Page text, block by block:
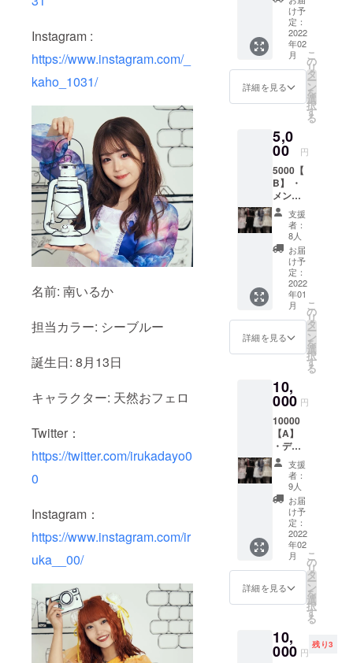
Instagram :
https://www.instagram.com/_
kaho_1031/
名前: 南いるか
担当カラー: シーブルー
誕生日: 8月13日
キャラクター: 天然おフェロ
Twitter：
https://twitter.com/irukadayo0
0
Instagram：
https://www.instagram.com/ir
uka__00/
2ショッ
トorソ
ロ&60
秒間お
話し付
き)
・特典
券１枚
※限定オ
ショッ
ト生写
真5種は
ランダ
おりま
す。（1
人、複
数、集
合な
ど）
（被り
なし）
オフ
ショッ
ト生写
真は郵
送にて
お送り
致しま
す。 特
典券に
チャン
ス出演
にてお
使い頂
けます
(チェキ
2ショッ
トorソ
ロ&60
秒間お
話し付
け予
定：
2022
年02
月
詳細を見る
こ
の
リ
タ
ー
ン
を
選
択
す
る
5,0
00 円
5000【
B】 ・
メン
バーと
チャッ
ト（1月
21〜23
日） ・
20秒動
画 ※使
うメッ
セージ
アプリ
は
Twitter
DMにて
いたし
ます。
※Twitter
のDMに
て動画
をお送
りする
ため、
備考欄
にアカ
ウント
名と@
からは
じまる
ユー
ザー
ネーム
しま
す。記
支援
者：
8人
お届
け予
定：
2022
年01
月
詳細を見る
こ
の
リ
タ
ー
ン
を
選
択
す
る
10,
000 円
10000
【A】
・デコ
フレー
ム付き
生写真
（メッ
セージ
付き）
支援
者：
9人
お届
け予
定：
2022
年02
月
詳細を見る
こ
の
リ
タ
ー
ン
を
選
択
す
る
10,
000 円
残り3